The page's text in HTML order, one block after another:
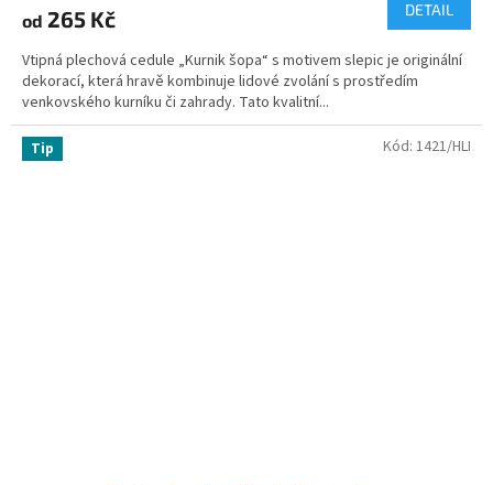
od 265 Kč DETAIL
Vtipná plechová cedule „Kurnik šopa“ s motivem slepic je originální
dekorací, která hravě kombinuje lidové zvolání s prostředím
venkovského kurníku či zahrady. Tato kvalitní...
Tip Kód: 1421/HLI